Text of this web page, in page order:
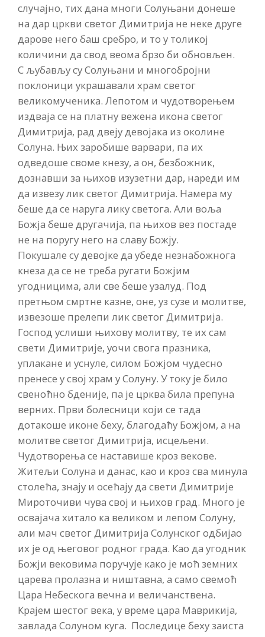
случајно, тих дана многи Солуњани донеше
на дар цркви светог Димитрија не неке друге
дарове него баш сребро, и то у толикој
количини да свод веома брзо би обновљен.
С љубављу су Солуњани и многобројни
поклоници украшавали храм светог
великомученика. Лепотом и чудотворењем
издваја се на платну вежена икона светог
Димитрија, рад двеју девојака из околине
Солуна. Њих заробише варвари, па их
одведоше своме кнезу, а он, безбожник,
дознавши за њихов изузетни дар, нареди им
да извезу лик светог Димитрија. Намера му
беше да се наруга лику светога. Али воља
Божја беше другачија, па њихов вез постаде
не на поругу него на славу Божју.
Покушале су девојке да убеде незнабожнога
кнеза да се не треба ругати Божјим
угодницима, али све беше узалуд. Под
претњом смртне казне, оне, уз сузе и молитве,
извезоше прелепи лик светог Димитрија.
Господ услиши њихову молитву, те их сам
свети Димитрије, уочи свога празника,
уплакане и уснуле, силом Божјом чудесно
пренесе у свој храм у Солуну. У току је било
свеноћно бденије, па је црква била препуна
верних. Први болесници који се тада
дотакоше иконе беху, благодаћу Божјом, а на
молитве светог Димитрија, исцељени.
Чудотворења се наставише кроз векове.
Житељи Солуна и данас, као и кроз сва минула
столећа, знају и осећају да свети Димитрије
Мироточиви чува свој и њихов град. Много је
освајача хитало ка великом и лепом Солуну,
али мач светог Димитрија Солунског одбијао
их је од његовог родног града. Као да угодник
Божји вековима поручује како је моћ земних
царева пролазна и ништавна, а само свемоћ
Цара Небескога вечна и величанствена.
Крајем шестог века, у време цара Маврикија,
завлада Солуном куга. Последице беху заиста